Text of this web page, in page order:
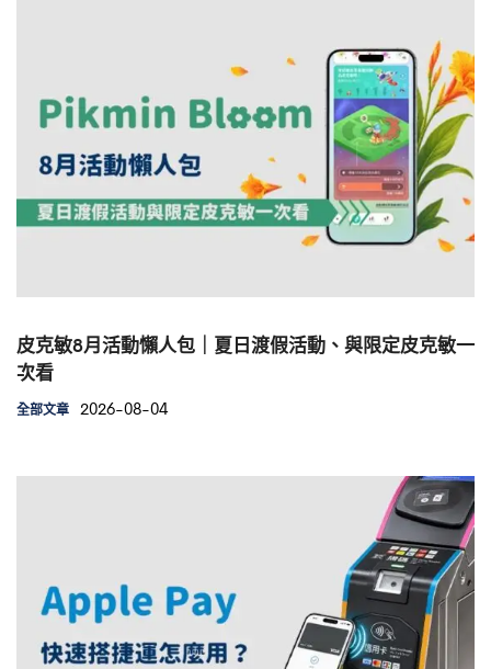
皮克敏8月活動懶人包｜夏日渡假活動、與限定皮克敏一
次看
全部文章 2026-08-04